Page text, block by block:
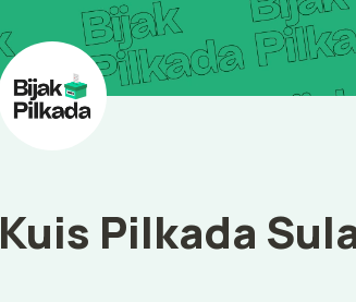
Kuis Pilkada